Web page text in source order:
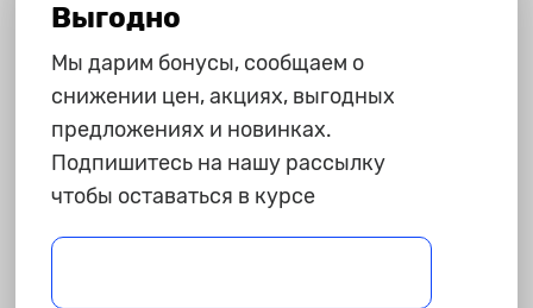
1 275 ₽
Брызговики VW Polo с 15г.
Выгодно
Мы дарим бонусы, сообщаем о
снижении цен, акциях, выгодных
предложениях и новинках.
Подпишитесь на нашу рассылку
чтобы оставаться в курсе